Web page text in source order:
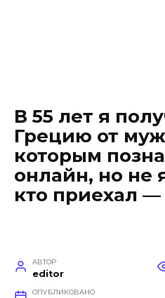
В 55 лет я
Грецию от
которым
онлайн, но не
кто приехал
АВТОР
editor
ОПУБЛИКОВАНО